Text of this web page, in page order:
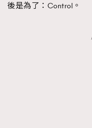
後是為了：Control。